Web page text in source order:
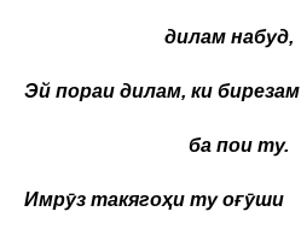
дилам набуд,
Эй пораи дилам, ки бирезам
ба пои ту.
Имрӯз такягоҳи ту оғӯши